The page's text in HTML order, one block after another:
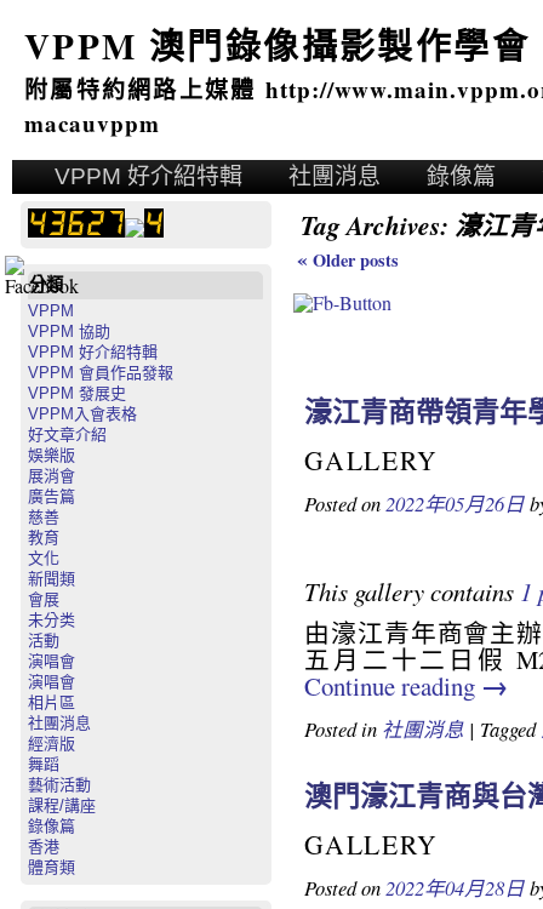
VPPM 澳門錄像攝影製作學會
附屬特約網路上媒體 http://
macauvppm
VPPM 好介紹特輯 社團消息 錄像篇
分類
VPPM
VPPM 協助
VPPM 好介紹特輯
VPPM 會員作品發報
VPPM 發展史
VPPM入會表格
好文章介紹
娛樂版
展消會
廣告篇
慈善
教育
文化
新聞類
會展
未分类
活動
演唱會
演唱會
相片區
社團消息
經濟版
舞蹈
藝術活動
課程/講座
錄像篇
香港
體育類
Tag Archives: 濠江
« Older posts
濠江青商帶領青年
GALLERY
Posted on 2022年05月26日
This gallery contains 1
由濠江青年商會主
五月二十二日假
Continue reading →
Posted in 社團消息 | Tagged
澳門濠江青商與台
GALLERY
Posted on 2022年04月28日